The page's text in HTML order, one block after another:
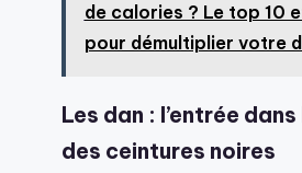
de calories ? Le top 10
pour démultiplier votre
Les dan : l’entrée
des ceintures noires